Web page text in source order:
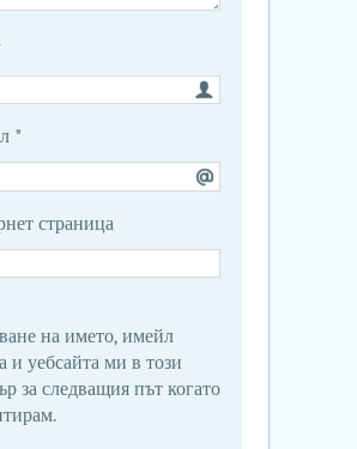
*
страница
на името, имейл
и уебсайта ми в този
за следващия път когато